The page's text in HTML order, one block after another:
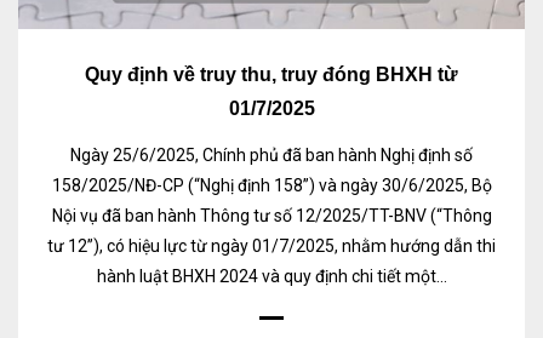
Quy định về truy thu, truy đóng BHXH từ
01/7/2025
Ngày 25/6/2025, Chính phủ đã ban hành Nghị định số
158/2025/NĐ-CP (“Nghị định 158”) và ngày 30/6/2025, Bộ
Nội vụ đã ban hành Thông tư số 12/2025/TT-BNV (“Thông
tư 12”), có hiệu lực từ ngày 01/7/2025, nhằm hướng dẫn thi
hành luật BHXH 2024 và quy định chi tiết một...